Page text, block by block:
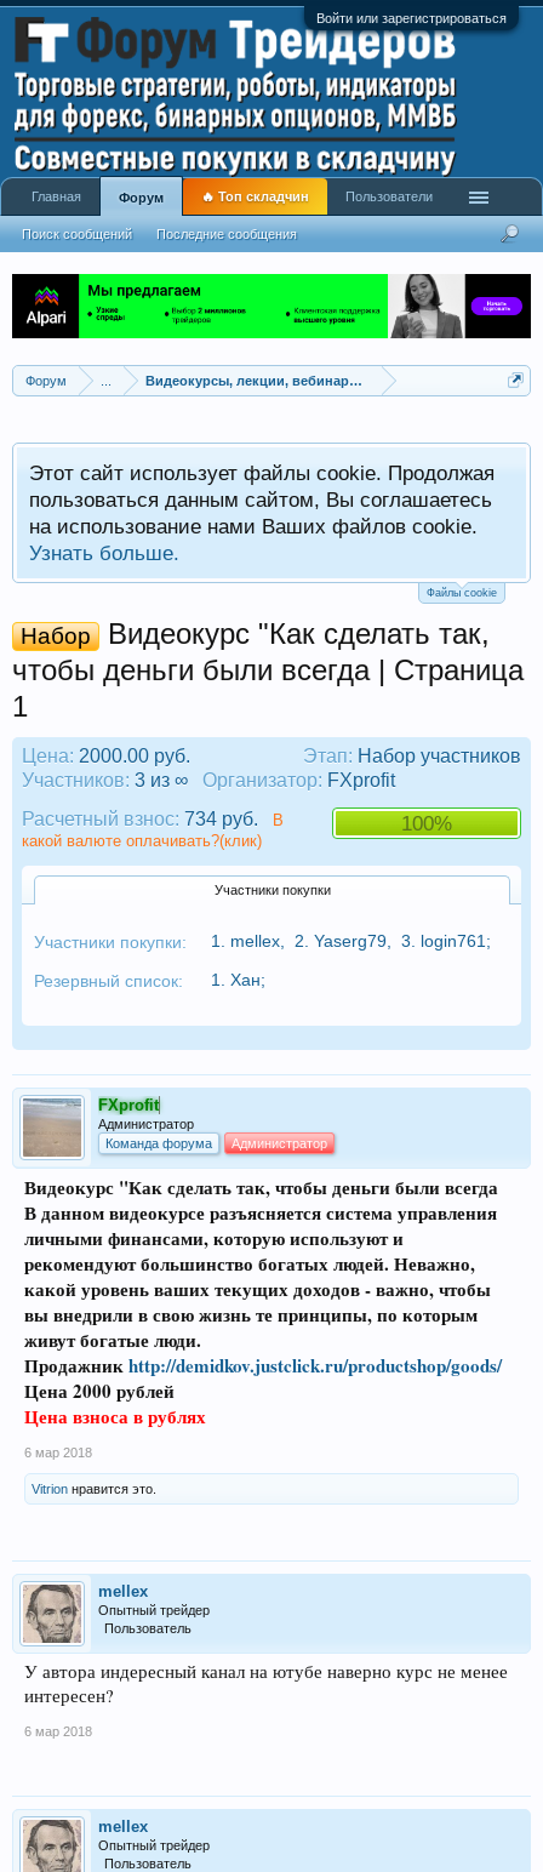
Войти или зарегистрироваться
Форум Видеокурсы, лекции, вебинары, учебный материал
Этот сайт использует файлы cookie. Продолжая
пользоваться данным сайтом, Вы соглашаетесь
на использование нами Ваших файлов cookie.
Узнать больше.
Файлы cookie
Набор
Видеокурс "Как сделать так,
чтобы деньги были всегда | Страница
1
Этап: Набор участников
Цена: 2000.00 руб.
Участников: 3 из ∞ Организатор: FXprofit
100%
Расчетный взнос: 734 руб.
В
какой валюте оплачивать?(клик)
Участники покупки
Участники покупки: 1. mellex 2. Yaserg79 3. login761 ;
Резервный список: 1. Хан;
FXprofit
Администратор
Команда форума
Администратор
Видеокурс "Как сделать так, чтобы деньги были всегда
В данном видеокурсе разъясняется система управления
личными финансами, которую используют и
рекомендуют большинство богатых людей. Неважно,
какой уровень ваших текущих доходов - важно, чтобы
вы внедрили в свою жизнь те принципы, по которым
живут богатые люди.
Продажникhttp://demidkov.justclick.ru/productshop/goods/
Цена 2000 рублей
Цена взноса в рублях
6 мар 2018
Vitrion нравится это.
mellex
Опытный трейдер
Пользователь
У автора индересный канал на ютубе наверно курс не менее
интересен?
6 мар 2018
mellex
Опытный трейдер
Пользователь
Главная Форум
Поиск сообщений Последние сообщения
🔥 Топ складчин Пользователи